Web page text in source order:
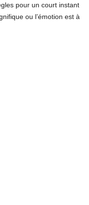
pour un court instant
ou l’émotion est à